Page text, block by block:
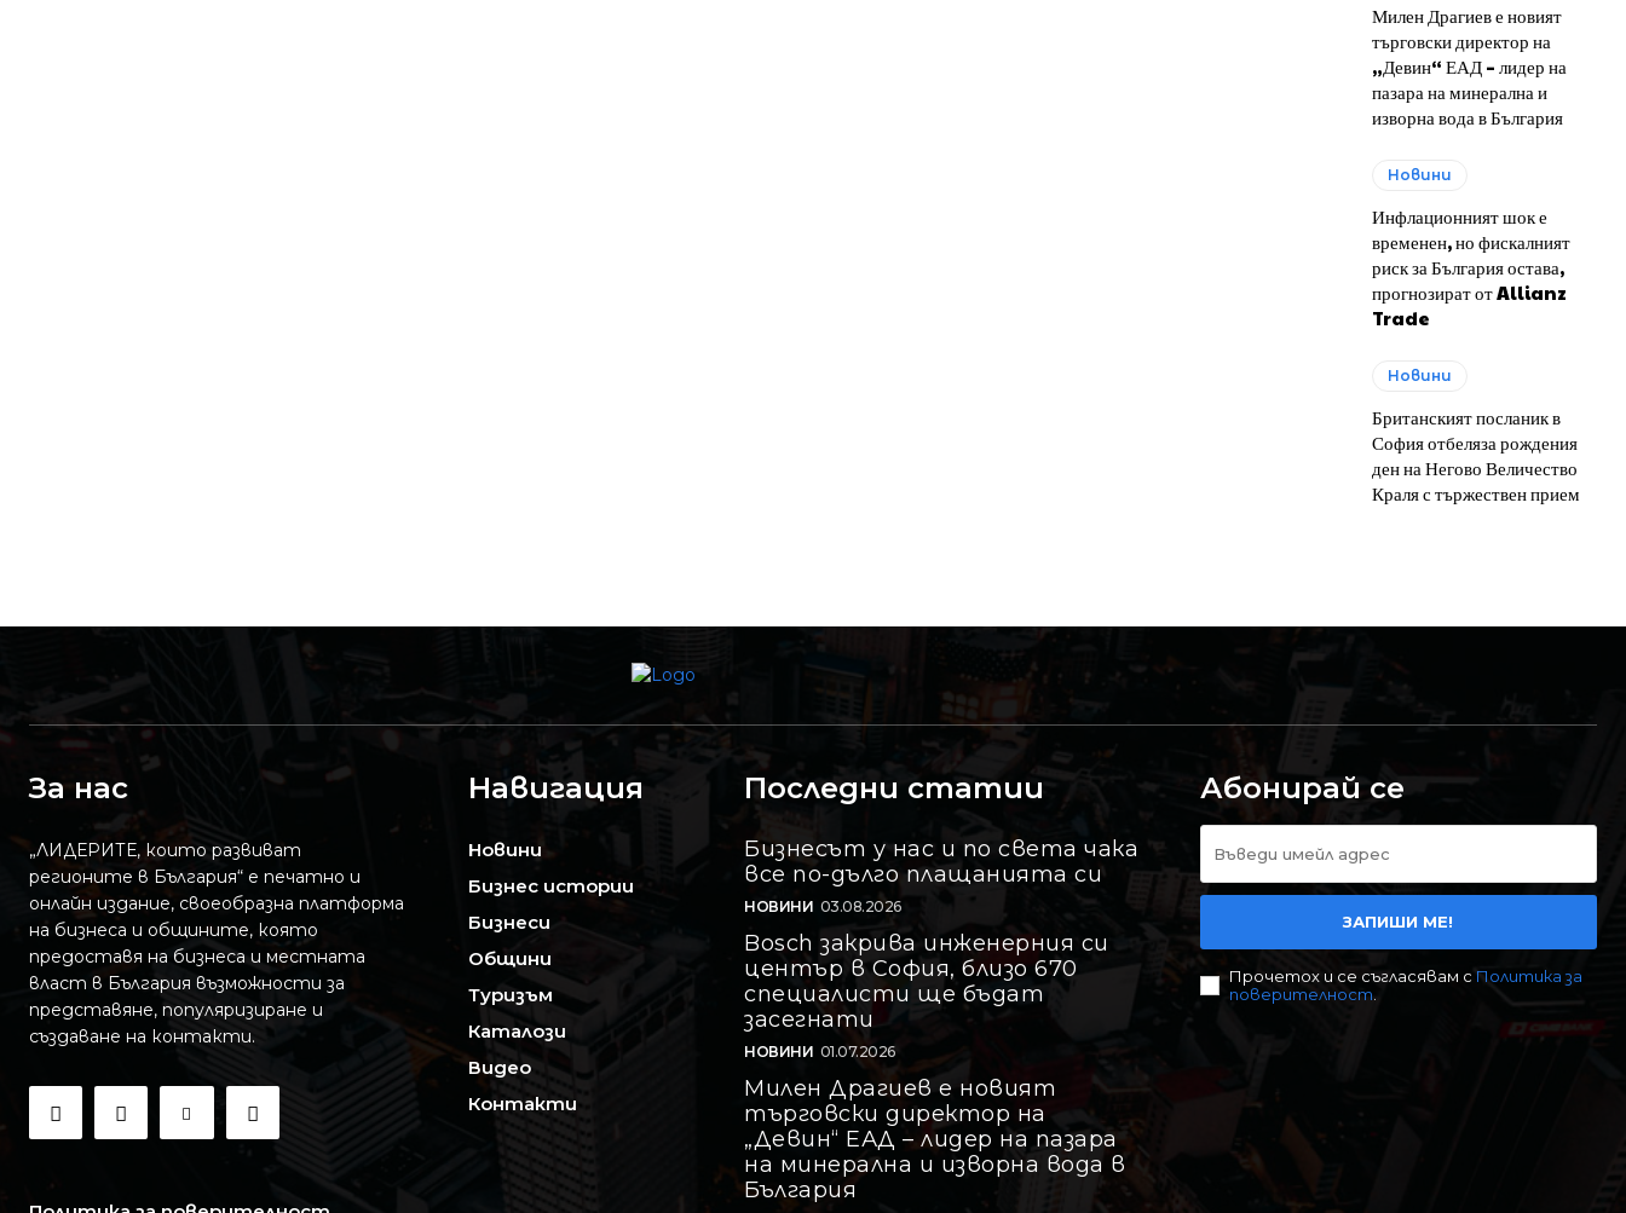
Милен Драгиев е новият
търговски директор на
„Девин“ ЕАД – лидер на
пазара на минерална и
изворна вода в България
Новини
Инфлационният шок е
временен, но фискалният
риск за България остава,
прогнозират от Allianz
Trade
Новини
Британският посланик в
София отбеляза рождения
ден на Негово Величество
Краля с тържествен прием
За нас
„ЛИДЕРИТЕ, които развиват
регионите в България“ е печатно и
онлайн издание, своеобразна платформа
на бизнеса и общините, която
предоставя на бизнесa и местната
власт в България възможности за
представяне, популяризиране и
създаване на контакти.
Навигация
Новини
Бизнес истории
Бизнеси
Общини
Туризъм
Каталози
Видео
Контакти
Последни статии
Бизнесът у нас и по света чака
все по-дълго плащанията си
НОВИНИ 03.08.2026
Bosch закрива инженерния си
център в София, близо 670
специалисти ще бъдат
засегнати
НОВИНИ 01.07.2026
Милен Драгиев е новият
търговски директор на
„Девин“ ЕАД – лидер на пазара
на минерална и изворна вода в
България
Абонирай се
ЗАПИШИ МЕ!
Прочетох и се съгласявам с Политика за
поверителност.